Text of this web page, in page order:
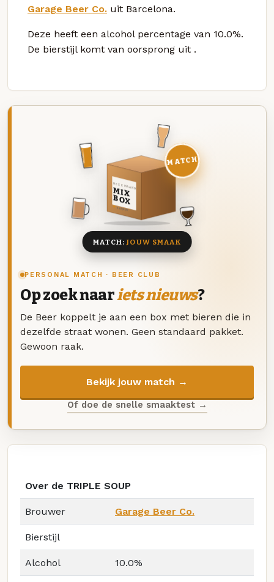
Garage Beer Co. uit Barcelona.
Deze heeft een alcohol percentage van 10.0%.
De bierstijl komt van oorsprong uit .
PERSONAL MATCH · BEER CLUB
Op zoek naariets nieuws?
De Beer koppelt je aan een box met bieren die in
dezelfde straat wonen. Geen standaard pakket.
Gewoon raak.
Bekijk jouw match →
Of doe de snelle smaaktest →
DEZE MAAND
MIX
BOX
8 BIEREN
MATCH
MATCH:JOUW SMAAK
Over de TRIPLE SOUP
Brouwer Garage Beer Co.
Bierstijl
Alcohol 10.0%